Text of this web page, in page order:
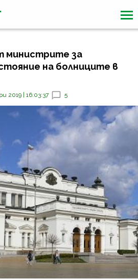
министрите за
на болниците в
2019 | 16:03:37 5